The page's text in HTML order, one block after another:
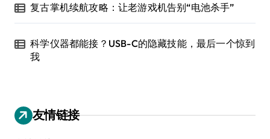
复古掌机续航攻略：让老游戏机告别“电池杀手”
科学仪器都能接？USB-C的隐藏技能，最后一个惊到
我
友情链接